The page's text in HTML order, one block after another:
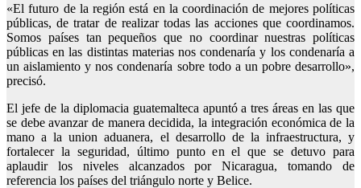
«El futuro de la región está en la coordinación de mejores políticas
públicas, de tratar de realizar todas las acciones que coordinamos.
Somos países tan pequeños que no coordinar nuestras políticas
públicas en las distintas materias nos condenaría y los condenaría a
un aislamiento y nos condenaría sobre todo a un pobre desarrollo»,
precisó.
El jefe de la diplomacia guatemalteca apuntó a tres áreas en las que
se debe avanzar de manera decidida, la integración económica de la
mano a la union aduanera, el desarrollo de la infraestructura, y
fortalecer la seguridad, último punto en el que se detuvo para
aplaudir los niveles alcanzados por Nicaragua, tomando de
referencia los países del triángulo norte y Belice.